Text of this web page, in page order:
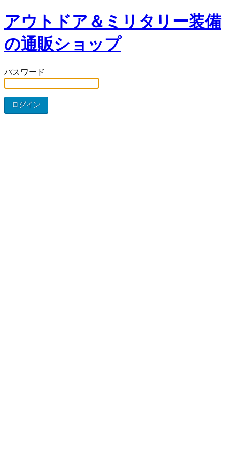
アウトドア＆ミリタリー装備
の通販ショップ
パスワード